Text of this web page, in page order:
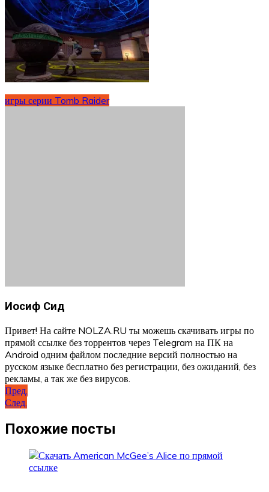
игры серии Tomb Raider
Иосиф Сид
Привет! На сайте NOLZA.RU ты можешь скачивать игры по
прямой ссылке без торрентов через Telegram на ПК на
Android одним файлом последние версий полностью на
русском языке бесплатно без регистрации, без ожиданий, без
рекламы, а так же без вирусов.
Навигация
по
записям
Пред.
След.
Похожие посты